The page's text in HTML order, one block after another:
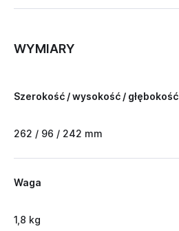
WYMIARY
Szerokość / wysokość / głębokość
262 / 96 / 242 mm
Waga
1,8 kg